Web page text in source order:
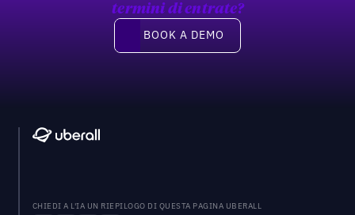
termini di entrate?
Book a demo
BOOK A DEMO
CHIEDI A L'IA UN RIEPILOGO DI QUESTA PAGINA UBERALL